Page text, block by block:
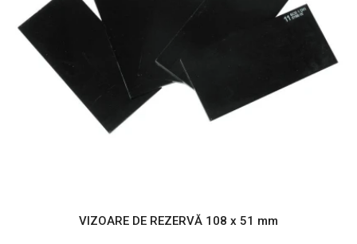
VIZOARE DE REZERVĂ 108 x 51 mm